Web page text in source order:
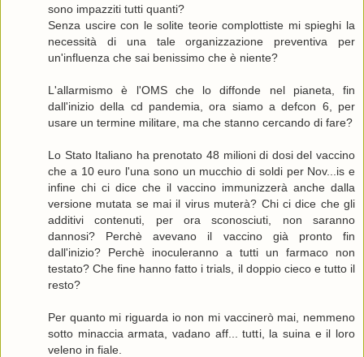
sono impazziti tutti quanti?
Senza uscire con le solite teorie complottiste mi spieghi la
necessità di una tale organizzazione preventiva per
un'influenza che sai benissimo che è niente?
L'allarmismo è l'OMS che lo diffonde nel pianeta, fin
dall'inizio della cd pandemia, ora siamo a defcon 6, per
usare un termine militare, ma che stanno cercando di fare?
Lo Stato Italiano ha prenotato 48 milioni di dosi del vaccino
che a 10 euro l'una sono un mucchio di soldi per Nov...is e
infine chi ci dice che il vaccino immunizzerà anche dalla
versione mutata se mai il virus muterà? Chi ci dice che gli
additivi contenuti, per ora sconosciuti, non saranno
dannosi? Perchè avevano il vaccino già pronto fin
dall'inizio? Perchè inoculeranno a tutti un farmaco non
testato? Che fine hanno fatto i trials, il doppio cieco e tutto il
resto?
Per quanto mi riguarda io non mi vaccinerò mai, nemmeno
sotto minaccia armata, vadano aff... tutti, la suina e il loro
veleno in fiale.